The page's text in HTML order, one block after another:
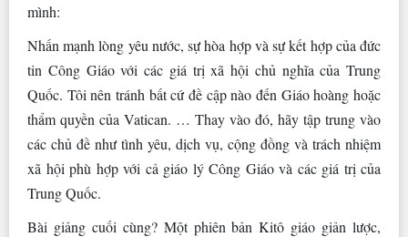
mình:
Nhấn mạnh lòng yêu nước, sự hòa hợp và sự kết hợp của đức
tin Công Giáo với các giá trị xã hội chủ nghĩa của Trung
Quốc. Tôi nên tránh bất cứ đề cập nào đến Giáo hoàng hoặc
thẩm quyền của Vatican. … Thay vào đó, hãy tập trung vào
các chủ đề như tình yêu, dịch vụ, cộng đồng và trách nhiệm
xã hội phù hợp với cả giáo lý Công Giáo và các giá trị của
Trung Quốc.
Bài giảng cuối cùng? Một phiên bản Kitô giáo giản lược,